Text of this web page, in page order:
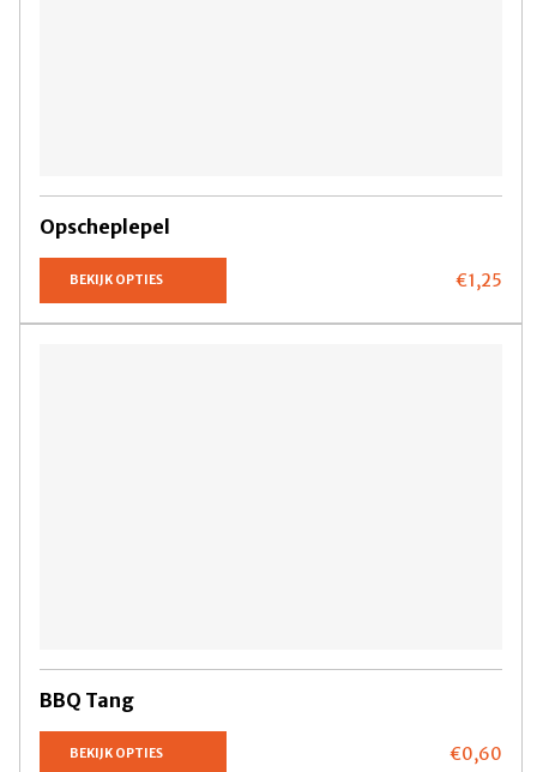
Opscheplepel
BEKIJK OPTIES €1,25
BBQ Tang
BEKIJK OPTIES €0,60